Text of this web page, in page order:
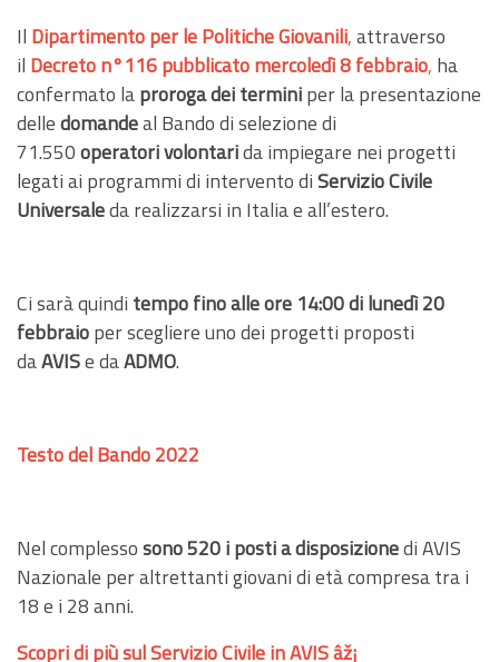
Il Dipartimento per le Politiche Giovanili,attraverso
il Decreto n°116 pubblicato mercoledì 8 febbraio, ha
confermato laprorogadei terminiper la presentazione
delledomandeal Bando di selezione di
71.550operatori volontarida impiegare nei progetti
legati ai programmi di intervento diServizio Civile
Universaleda realizzarsi in Italia e all’estero.
Ci sarà quindi tempo fino alle ore 14:00 di lunedì 20
febbraioper scegliere uno dei progetti proposti
daAVISe daADMO.
Testo del Bando 2022
Nel complessosono 520 i postia disposizionedi AVIS
Nazionale per altrettanti giovani di età compresa tra i
18 e i 28 anni.
Scopri di più sul Servizio Civile in AVIS âž¡